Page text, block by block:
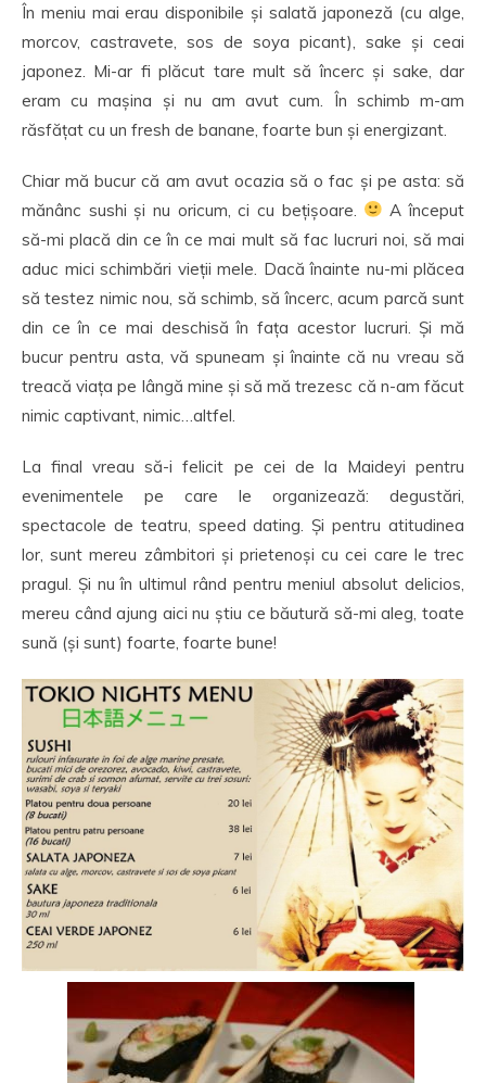
În meniu mai erau disponibile și salată japoneză (cu alge,
morcov, castravete, sos de soya picant), sake și ceai
japonez. Mi-ar fi plăcut tare mult să încerc și sake, dar
eram cu mașina și nu am avut cum. În schimb m-am
răsfățat cu un fresh de banane, foarte bun și energizant.
Chiar mă bucur că am avut ocazia să o fac și pe asta: să
mănânc sushi și nu oricum, ci cu bețișoare.
A început
să-mi placă din ce în ce mai mult să fac lucruri noi, să mai
aduc mici schimbări vieții mele. Dacă înainte nu-mi plăcea
să testez nimic nou, să schimb, să încerc, acum parcă sunt
din ce în ce mai deschisă în fața acestor lucruri. Și mă
bucur pentru asta, vă spuneam și înainte că nu vreau să
treacă viața pe lângă mine și să mă trezesc că n-am făcut
nimic captivant, nimic…altfel.
La final vreau să-i felicit pe cei de la Maideyi pentru
evenimentele pe care le organizează: degustări,
spectacole de teatru, speed dating. Și pentru atitudinea
lor, sunt mereu zâmbitori și prietenoși cu cei care le trec
pragul. Și nu în ultimul rând pentru meniul absolut delicios,
mereu când ajung aici nu știu ce băutură să-mi aleg, toate
sună (și sunt) foarte, foarte bune!